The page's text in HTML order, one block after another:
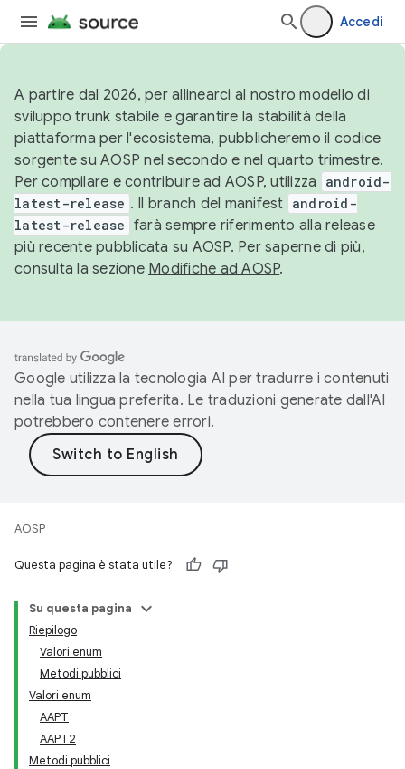
Accedi
A partire dal 2026, per allinearci al nostro modello di
sviluppo trunk stabile e garantire la stabilità della
piattaforma per l'ecosistema, pubblicheremo il codice
sorgente su AOSP nel secondo e nel quarto trimestre.
Per compilare e contribuire ad AOSP, utilizza
android-
latest-release . Il branch del manifest android-
latest-release farà sempre riferimento alla release
più recente pubblicata su AOSP. Per saperne di più,
consulta la sezione Modifiche ad AOSP.
Google utilizza la tecnologia AI per tradurre i contenuti
nella tua lingua preferita. Le traduzioni generate dall'AI
potrebbero contenere errori.
AOSP
Questa pagina è stata utile?
Su questa pagina
Riepilogo
Valori enum
Metodi pubblici
Valori enum
AAPT
AAPT2
Metodi pubblici